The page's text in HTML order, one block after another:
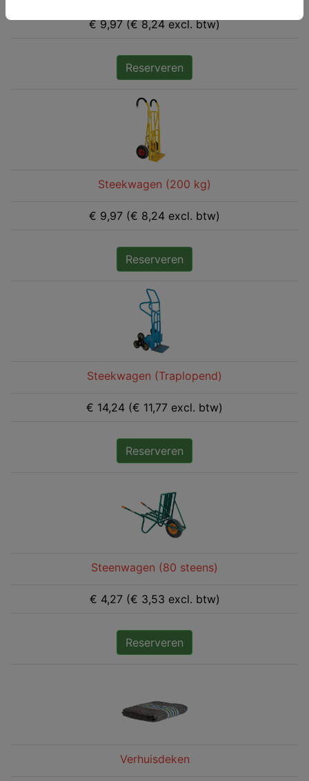
€ 9,97 (€ 8,24 excl. btw)
Reserveren
Steekwagen (200 kg)
€ 9,97 (€ 8,24 excl. btw)
Reserveren
Steekwagen (Traplopend)
€ 14,24 (€ 11,77 excl. btw)
Reserveren
Steenwagen (80 steens)
€ 4,27 (€ 3,53 excl. btw)
Reserveren
Verhuisdeken